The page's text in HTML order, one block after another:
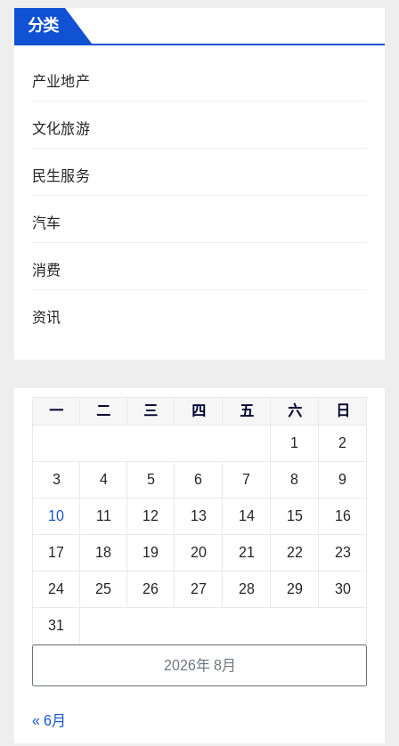
分类
产业地产
文化旅游
民生服务
汽车
消费
资讯
2026年 8月
一 二 三 四 五 六 日
1 2
3 4 5 6 7 8 9
10 11 12 13 14 15 16
17 18 19 20 21 22 23
24 25 26 27 28 29 30
31
« 6月